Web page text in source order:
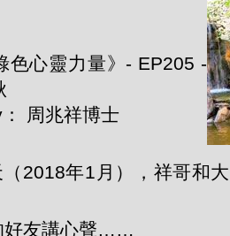
色心靈力量》- EP205 -
周兆祥博士
2018年1月），祥哥和
好友講心聲……